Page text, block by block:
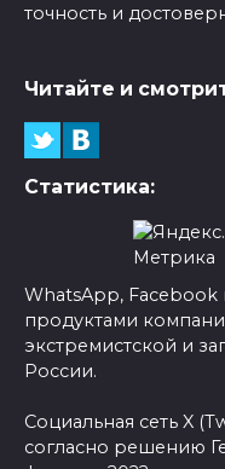
точность и
Читайте и
Статистика:
WhatsApp, Facebook
продуктами
экстремистской и
России.
Социальная сеть X
согласно решению